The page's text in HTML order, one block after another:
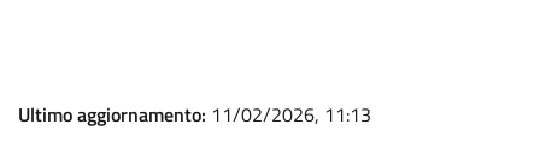
Ultimo aggiornamento: 11/02/2026, 11:13